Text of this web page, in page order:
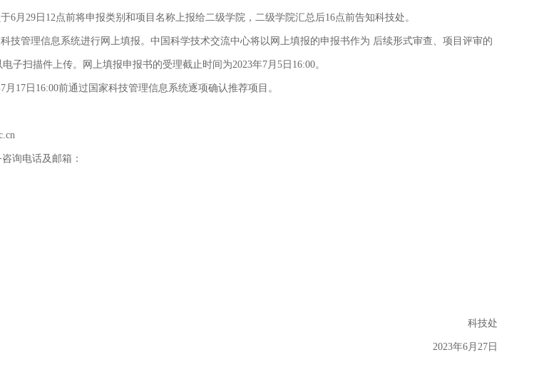
6月29日12点前将申报类别和项目名称上报给二级学院，二级学院汇总后16点前告知科技处。
技管理信息系统进行网上填报。中国科学技术交流中心将以网上填报的申报书作为 后续形式审查、项目评审的
子扫描件上传。网上填报申报书的受理截止时间为2023年7月5日16:00。
17日16:00前通过国家科技管理信息系统逐项确认推荐项目。
询电话及邮箱：
科技处
2023年6月27日